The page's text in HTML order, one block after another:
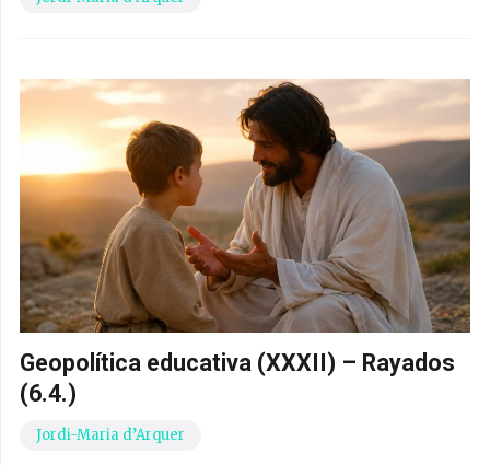
Geopolítica educativa (XXXII) – Rayados
(6.4.)
Jordi-Maria d’Arquer